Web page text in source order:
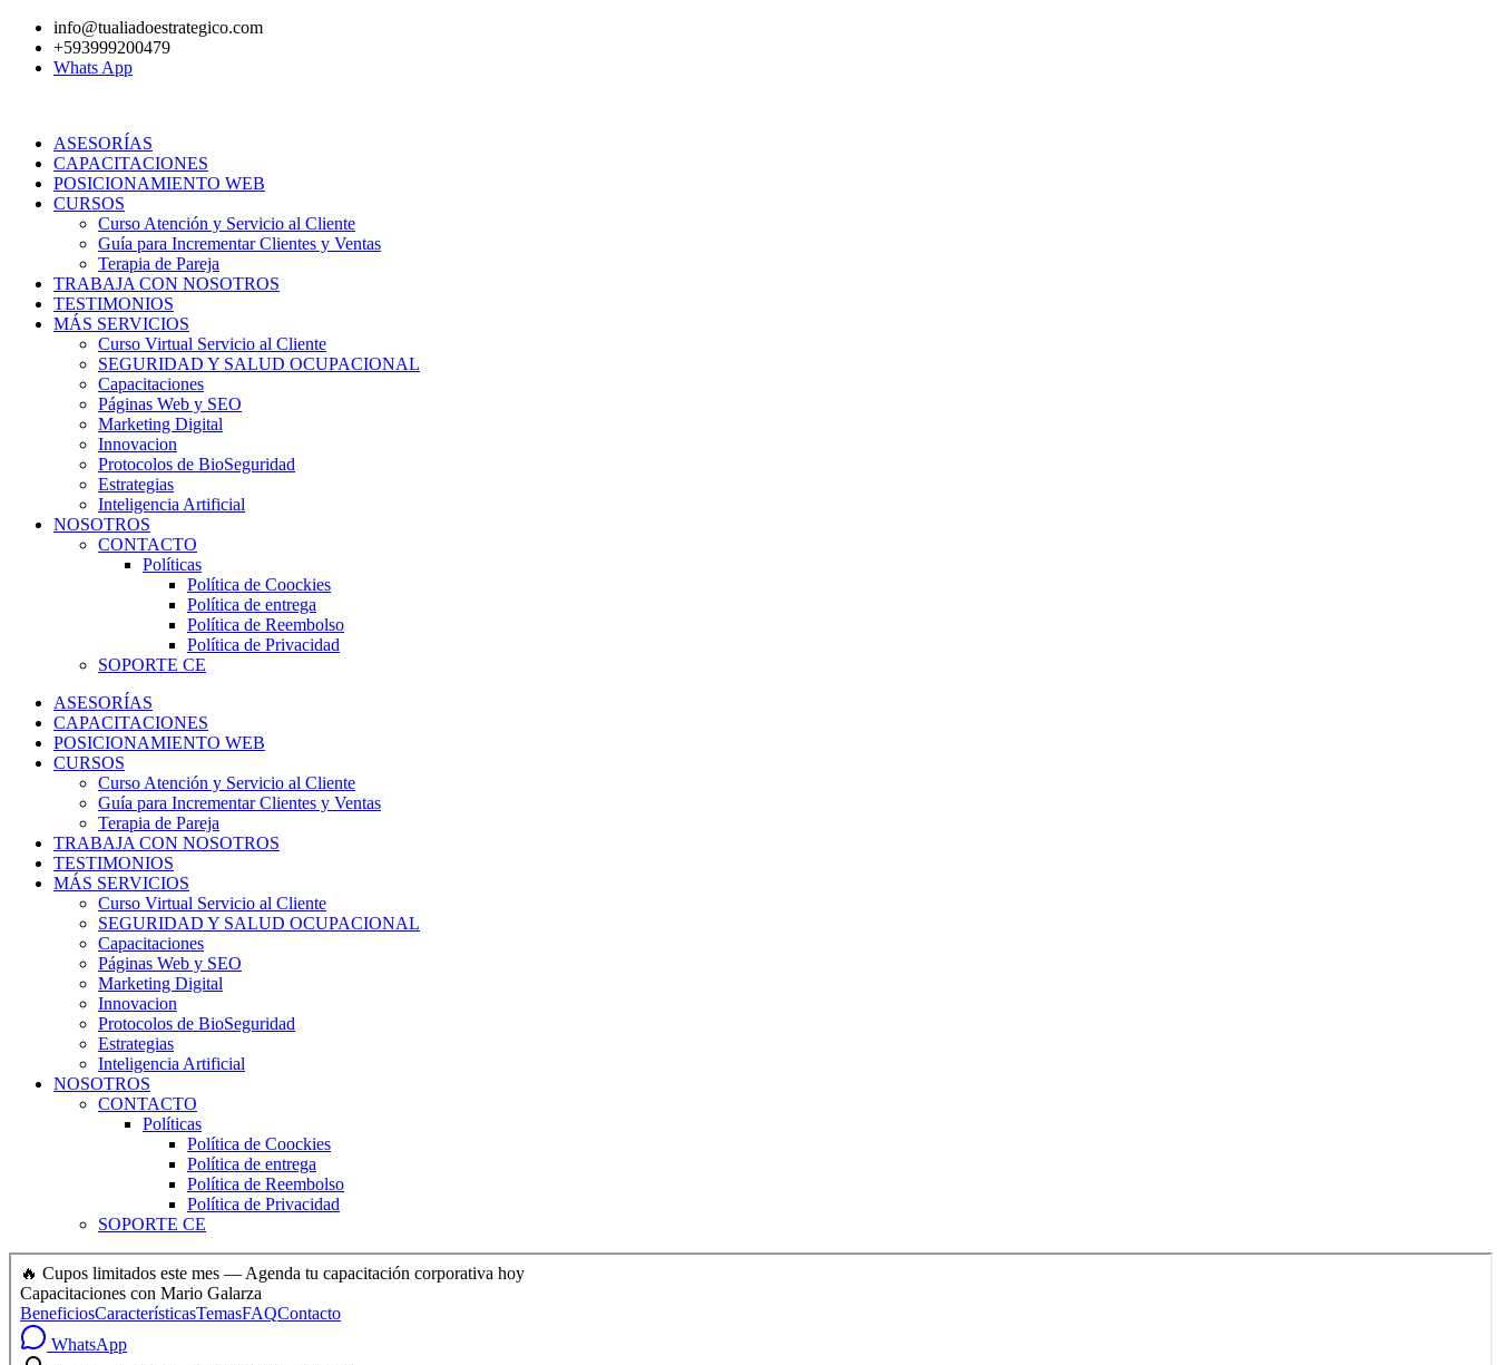
contenido
info@tualiadoestrategico.com
+593999200479
Whats App
ASESORÍAS
CAPACITACIONES
POSICIONAMIENTO WEB
CURSOS
Curso Atención y Servicio al Cliente
Guía para Incrementar Clientes y Ventas
Terapia de Pareja
TRABAJA CON NOSOTROS
TESTIMONIOS
MÁS SERVICIOS
Curso Virtual Servicio al Cliente
SEGURIDAD Y SALUD OCUPACIONAL
Capacitaciones
Páginas Web y SEO
Marketing Digital
Innovacion
Protocolos de BioSeguridad
Estrategias
Inteligencia Artificial
NOSOTROS
CONTACTO
Políticas
Política de Coockies
Política de entrega
Política de Reembolso
Política de Privacidad
SOPORTE CE
ASESORÍAS
CAPACITACIONES
POSICIONAMIENTO WEB
CURSOS
Curso Atención y Servicio al Cliente
Guía para Incrementar Clientes y Ventas
Terapia de Pareja
TRABAJA CON NOSOTROS
TESTIMONIOS
MÁS SERVICIOS
Curso Virtual Servicio al Cliente
SEGURIDAD Y SALUD OCUPACIONAL
Capacitaciones
Páginas Web y SEO
Marketing Digital
Innovacion
Protocolos de BioSeguridad
Estrategias
Inteligencia Artificial
NOSOTROS
CONTACTO
Políticas
Política de Coockies
Política de entrega
Política de Reembolso
Política de Privacidad
SOPORTE CE